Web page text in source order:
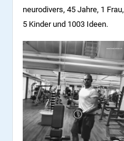
neurodivers, 45 Jahre, 1 Frau,
5 Kinder und 1003 Ideen.